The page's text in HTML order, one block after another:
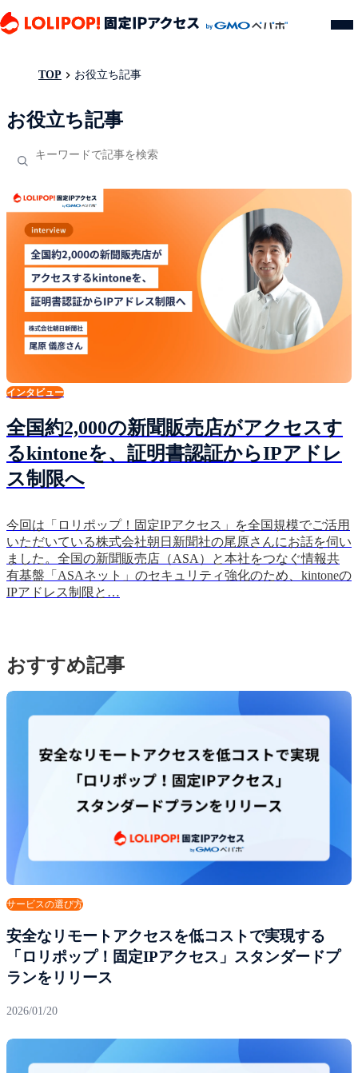
TOP お役立ち記事
お役立ち記事
インタビュー
全国約2,000の新聞販売店がアクセスす
るkintoneを、証明書認証からIPアドレ
ス制限へ
今回は「ロリポップ！固定IPアクセス」を全国規模でご活用
いただいている株式会社朝日新聞社の尾原さんにお話を伺い
ました。全国の新聞販売店（ASA）と本社をつなぐ情報共
有基盤「ASAネット」のセキュリティ強化のため、kintoneの
IPアドレス制限と…
おすすめ記事
サービスの選び方
安全なリモートアクセスを低コストで実現する
「ロリポップ！固定IPアクセス」スタンダードプ
ランをリリース
2026/01/20